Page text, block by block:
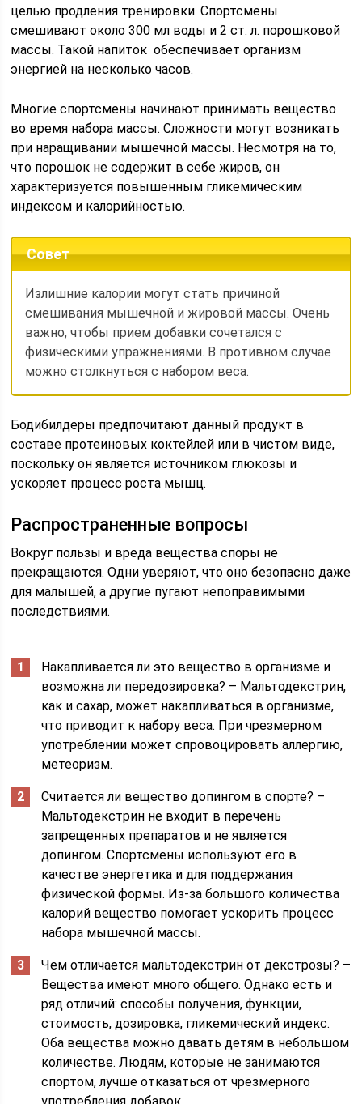
целью продления тренировки. Спортсмены
смешивают около 300 мл воды и 2 ст. л. порошковой
массы. Такой напиток обеспечивает организм
энергией на несколько часов.
Многие спортсмены начинают принимать вещество
во время набора массы. Сложности могут возникать
при наращивании мышечной массы. Несмотря на то,
что порошок не содержит в себе жиров, он
характеризуется повышенным гликемическим
индексом и калорийностью.
Совет
Излишние калории могут стать причиной
смешивания мышечной и жировой массы. Очень
важно, чтобы прием добавки сочетался с
физическими упражнениями. В противном случае
можно столкнуться с набором веса.
Бодибилдеры предпочитают данный продукт в
составе протеиновых коктейлей или в чистом виде,
поскольку он является источником глюкозы и
ускоряет процесс роста мышц.
Распространенные вопросы
Вокруг пользы и вреда вещества споры не
прекращаются. Одни уверяют, что оно безопасно даже
для малышей, а другие пугают непоправимыми
последствиями.
Накапливается ли это вещество в организме и
возможна ли передозировка? – Мальтодекстрин,
как и сахар, может накапливаться в организме,
что приводит к набору веса. При чрезмерном
употреблении может спровоцировать аллергию,
метеоризм.
Считается ли вещество допингом в спорте? –
Мальтодекстрин не входит в перечень
запрещенных препаратов и не является
допингом. Спортсмены используют его в
качестве энергетика и для поддержания
физической формы. Из-за большого количества
калорий вещество помогает ускорить процесс
набора мышечной массы.
Чем отличается мальтодекстрин от декстрозы? –
Вещества имеют много общего. Однако есть и
ряд отличий: способы получения, функции,
стоимость, дозировка, гликемический индекс.
Оба вещества можно давать детям в небольшом
количестве. Людям, которые не занимаются
спортом, лучше отказаться от чрезмерного